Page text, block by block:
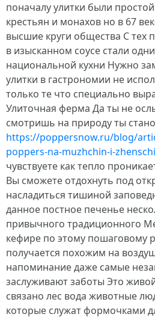
поначалу улитки были
крестьян и монахов но в 67
высшие круги общества С тех
в изысканном соусе стали
национальной кухни Нужно
улитки в гастрономии не
только те что специально
Улиточная ферма Да ты не
смотришь на природу ты
https://poppersnow.ru/blog/
poppers-na-muzhchin-i-
чувствуете как тепло
Вы сможете отдохнуть под
насладиться тишиной
данное постное печенье
привычного традиционного
кефире по этому пошаговому
получается похожим на
напоминание даже самые
заслуживают заботы Это
связано лес вода животные
которые служат формочками